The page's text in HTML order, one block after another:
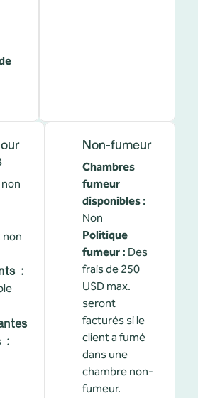
non
non
:
:
Non-fumeur
Chambres
fumeur
disponibles :
Non
Politique
fumeur : Des
frais de 250
USD max.
seront
facturés si le
client a fumé
dans une
chambre non-
fumeur.